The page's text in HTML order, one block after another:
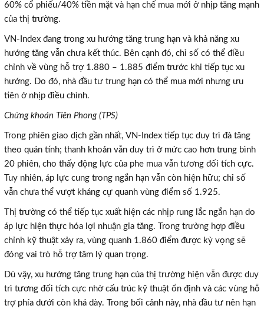
60% cổ phiếu/40% tiền mặt và hạn chế mua mới ở nhịp tăng mạnh
của thị trường.
VN-Index đang trong xu hướng tăng trung hạn và khả năng xu
hướng tăng vẫn chưa kết thúc. Bên cạnh đó, chỉ số có thể điều
chỉnh về vùng hỗ trợ 1.880 – 1.885 điểm trước khi tiếp tục xu
hướng. Do đó, nhà đầu tư trung hạn có thể mua mới nhưng ưu
tiên ở nhịp điều chỉnh.
Chứng khoán Tiên Phong (TPS)
Trong phiên giao dịch gần nhất, VN-Index tiếp tục duy trì đà tăng
theo quán tính; thanh khoản vẫn duy trì ở mức cao hơn trung bình
20 phiên, cho thấy động lực của phe mua vẫn tương đối tích cực.
Tuy nhiên, áp lực cung trong ngắn hạn vẫn còn hiện hữu; chỉ số
vẫn chưa thể vượt kháng cự quanh vùng điểm số 1.925.
Thị trường có thể tiếp tục xuất hiện các nhịp rung lắc ngắn hạn do
áp lực hiện thực hóa lợi nhuận gia tăng. Trong trường hợp điều
chỉnh kỹ thuật xảy ra, vùng quanh 1.860 điểm được kỳ vọng sẽ
đóng vai trò hỗ trợ tâm lý quan trọng.
Dù vậy, xu hướng tăng trung hạn của thị trường hiện vẫn được duy
trì tương đối tích cực nhờ cấu trúc kỹ thuật ổn định và các vùng hỗ
trợ phía dưới còn khá dày. Trong bối cảnh này, nhà đầu tư nên hạn